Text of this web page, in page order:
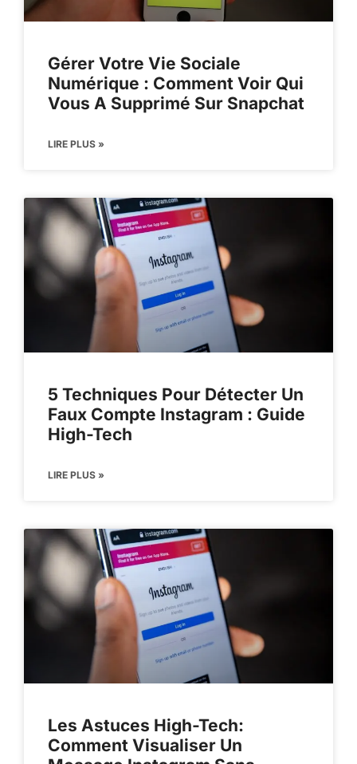
Gérer Votre Vie Sociale
Numérique : Comment Voir Qui
Vous A Supprimé Sur Snapchat
LIRE PLUS »
5 Techniques Pour Détecter Un
Faux Compte Instagram : Guide
High-Tech
LIRE PLUS »
Les Astuces High-Tech:
Comment Visualiser Un